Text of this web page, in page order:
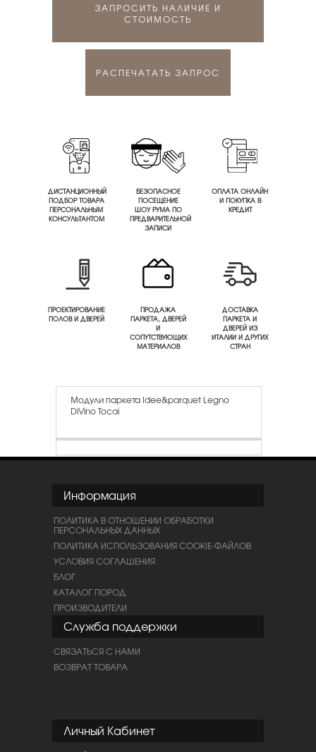
ЗАПРОСИТЬ НАЛИЧИЕ И
СТОИМОСТЬ
РАСПЕЧАТАТЬ ЗАПРОС
ДИСТАНЦИОННЫЙ
ПОДБОР ТОВАРА
ПЕРСОНАЛЬНЫМ
КОНСУЛЬТАНТОМ
БЕЗОПАСНОЕ
ПОСЕЩЕНИЕ
ШОУ РУМА ПО
ПРЕДВАРИТЕЛЬНОЙ
ЗАПИСИ
ОПЛАТА ОНЛАЙН
И ПОКУПКА В
КРЕДИТ
ПРОЕКТИРОВАНИЕ
ПОЛОВ И ДВЕРЕЙ
ПРОДАЖА
ПАРКЕТА, ДВЕРЕЙ
И
СОПУТСТВУЮЩИХ
МАТЕРИАЛОВ
ДОСТАВКА
ПАРКЕТА И
ДВЕРЕЙ ИЗ
ИТАЛИИ И ДРУГИХ
СТРАН
Модули паркета Idee&parquet Legno
DiVino Tocai
Информация
ПОЛИТИКА В ОТНОШЕНИИ ОБРАБОТКИ
ПЕРСОНАЛЬНЫХ ДАННЫХ
ПОЛИТИКА ИСПОЛЬЗОВАНИЯ COOKIE-ФАЙЛОВ
УСЛОВИЯ СОГЛАШЕНИЯ
БЛОГ
КАТАЛОГ ПОРОД
ПРОИЗВОДИТЕЛИ
Служба поддержки
СВЯЗАТЬСЯ С НАМИ
ВОЗВРАТ ТОВАРА
Личный Кабинет